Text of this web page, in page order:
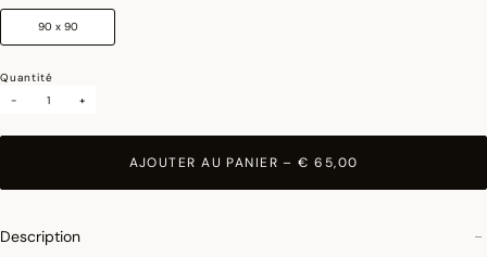
90 x 90
Quantité
-
+
AJOUTER AU PANIER–€ 65,00
Description